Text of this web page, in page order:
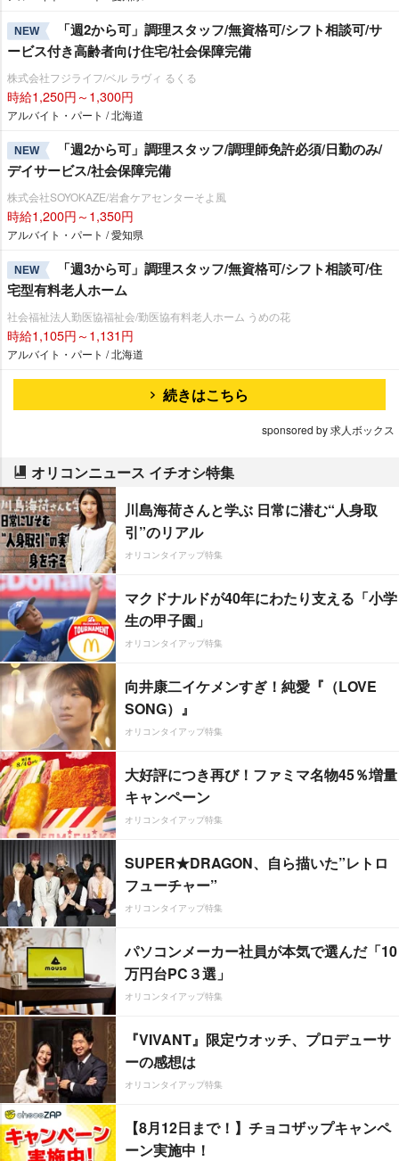
NEW
「週2から可」調理スタッフ/無資格可/シフト相談可/サ
ービス付き高齢者向け住宅/社会保障完備
株式会社フジライフ/ベル ラヴィ るくる
時給1,250円～1,300円
アルバイト・パート / 北海道
NEW
「週2から可」調理スタッフ/調理師免許必須/日勤のみ/
デイサービス/社会保障完備
株式会社SOYOKAZE/岩倉ケアセンターそよ風
時給1,200円～1,350円
アルバイト・パート / 愛知県
NEW
「週3から可」調理スタッフ/無資格可/シフト相談可/住
宅型有料老人ホーム
社会福祉法人勤医協福祉会/勤医協有料老人ホーム うめの花
時給1,105円～1,131円
アルバイト・パート / 北海道
続きはこちら
sponsored by 求人ボックス
オリコンニュース イチオシ特集
川島海荷さんと学ぶ 日常に潜む“人身取
引”のリアル
オリコンタイアップ特集
マクドナルドが40年にわたり支える「小学
生の甲子園」
オリコンタイアップ特集
向井康二イケメンすぎ！純愛『（LOVE
SONG）』
オリコンタイアップ特集
大好評につき再び！ファミマ名物45％増量
キャンペーン
オリコンタイアップ特集
SUPER★DRAGON、自ら描いた”レトロ
フューチャー”
オリコンタイアップ特集
パソコンメーカー社員が本気で選んだ「10
万円台PC３選」
オリコンタイアップ特集
『VIVANT』限定ウオッチ、プロデューサ
ーの感想は
オリコンタイアップ特集
【8月12日まで！】チョコザップキャンペ
ーン実施中！